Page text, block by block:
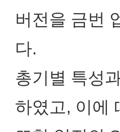
버전을 금번
다.
총기별 특성
하였고, 이에